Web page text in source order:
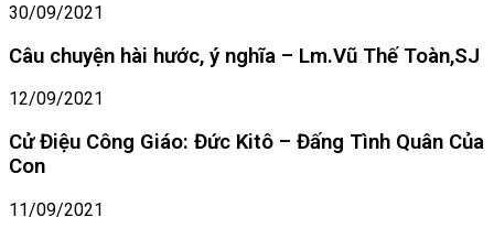
30/09/2021
Câu chuyện hài hước, ý nghĩa – Lm.Vũ Thế Toàn,SJ
12/09/2021
Cử Điệu Công Giáo: Đức Kitô – Đấng Tình Quân Của
Con
11/09/2021